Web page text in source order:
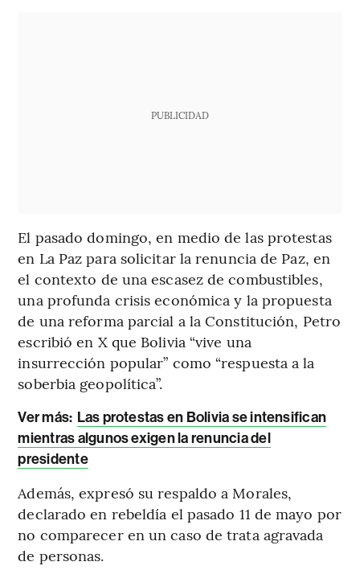
PUBLICIDAD
El pasado domingo, en medio de las protestas
en La Paz para solicitar la renuncia de Paz, en
el contexto de una escasez de combustibles,
una profunda crisis económica y la propuesta
de una reforma parcial a la Constitución, Petro
escribió en X que Bolivia “vive una
insurrección popular” como “respuesta a la
soberbia geopolítica”.
Ver más: Las protestas en Bolivia se intensifican
mientras algunos exigen la renuncia del
presidente
Además, expresó su respaldo a Morales,
declarado en rebeldía el pasado 11 de mayo por
no comparecer en un caso de trata agravada
de personas.